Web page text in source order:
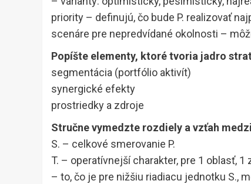
priority – definujú, čo bude P. realizovať
scenáre pre nepredvídané okolnosti –
Popíšte elementy, ktoré tvoria jadro
segmentácia (portfólio aktivít)
synergické efekty
prostriedky a zdroje
Stručne vymedzte rozdiely a vzťah
S. – celkové smerovanie P.
T. – operatívnejší charakter, pre 1 oblasť, 1
– to, čo je pre nižšiu riadiacu jednotku S.,